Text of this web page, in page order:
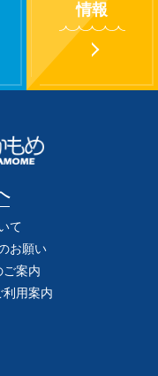
情報
て
お願い
案内
用案内